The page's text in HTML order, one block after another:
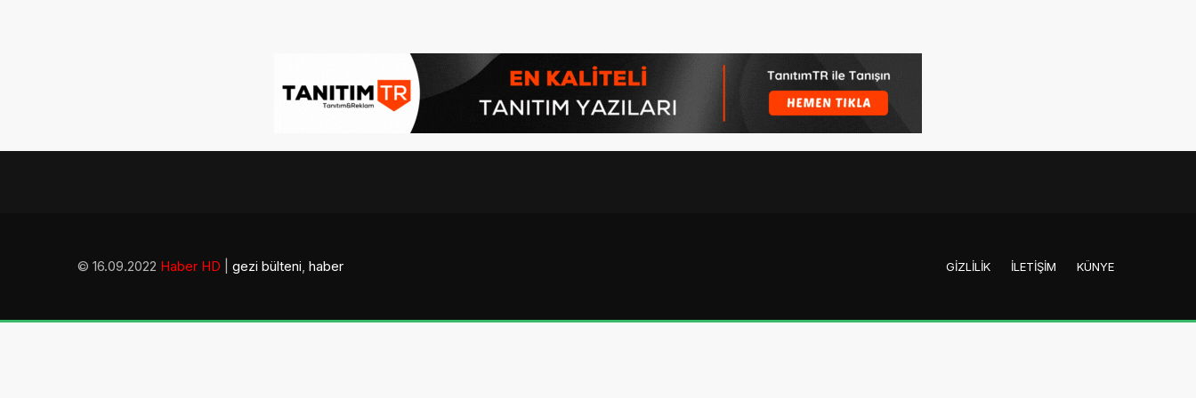
© 16.09.2022 Haber HD gezi bülteni, haber GIZLILIK İLETIŞIM KÜNYE